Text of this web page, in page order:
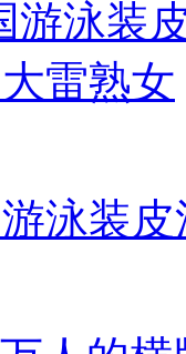
泳装